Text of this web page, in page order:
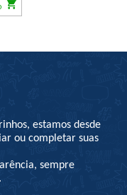
estamos desde
ou completar suas
sempre